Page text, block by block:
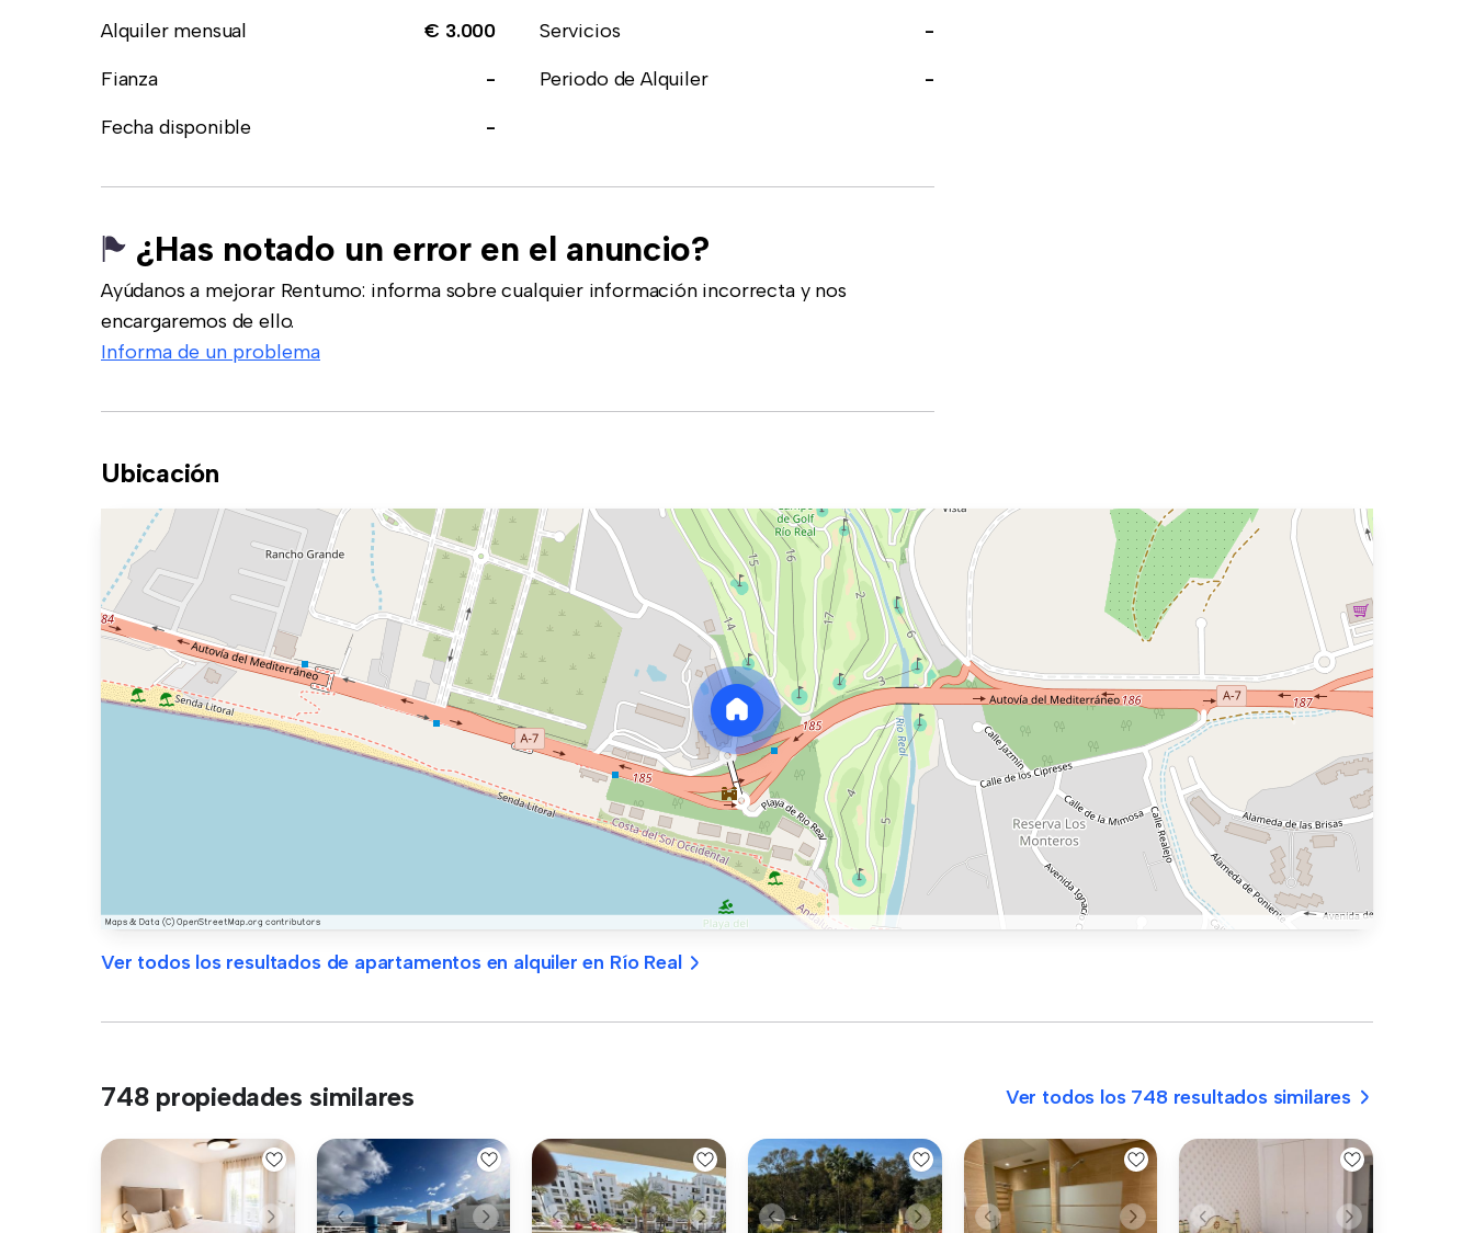
Alquiler mensual € 3.000 Servicios
-
Fianza
- Periodo de Alquiler
-
Fecha disponible
-
¿Has notado un error en el anuncio?
Ayúdanos a mejorar Rentumo: informa sobre cualquier información incorrecta y nos
encargaremos de ello.
Informa de un problema
Ubicación
Ver todos los resultados de apartamentos en alquiler en Río Real
748 propiedades similares Ver todos los 748 resultados similares